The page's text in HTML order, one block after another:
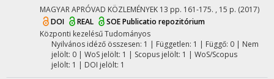
MAGYAR APRÓVAD KÖZLEMÉNYEK 13 pp. 161-175. , 15 p. (2017)
DOI
REAL
SOE Publicatio repozitórium
Központi kezelésűTudományos
Nyilvános idéző összesen: 1 | Független: 1 | Függő: 0 | Nem
jelölt: 0 | WoS jelölt: 1 | Scopus jelölt: 1 | WoS/Scopus
jelölt: 1 | DOI jelölt: 1